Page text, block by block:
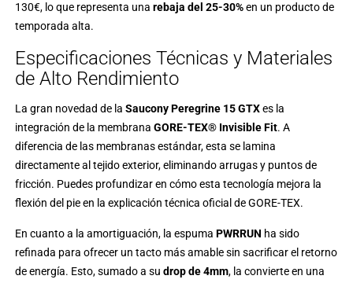
130€, lo que representa una rebaja del 25-30%en un producto de
temporada alta.
Especificaciones Técnicas y Materiales
de Alto Rendimiento
La gran novedad de la Saucony Peregrine 15 GTXes la
integración de la membrana GORE-TEX® Invisible Fit. A
diferencia de las membranas estándar, esta se lamina
directamente al tejido exterior, eliminando arrugas y puntos de
fricción. Puedes profundizar en cómo esta tecnología mejora la
flexión del pie en la explicación técnica oficial de GORE-TEX.
En cuanto a la amortiguación, la espuma PWRRUN ha sido
refinada para ofrecer un tacto más amable sin sacrificar el retorno
de energía. Esto, sumado a su drop de 4mm, la convierte en una